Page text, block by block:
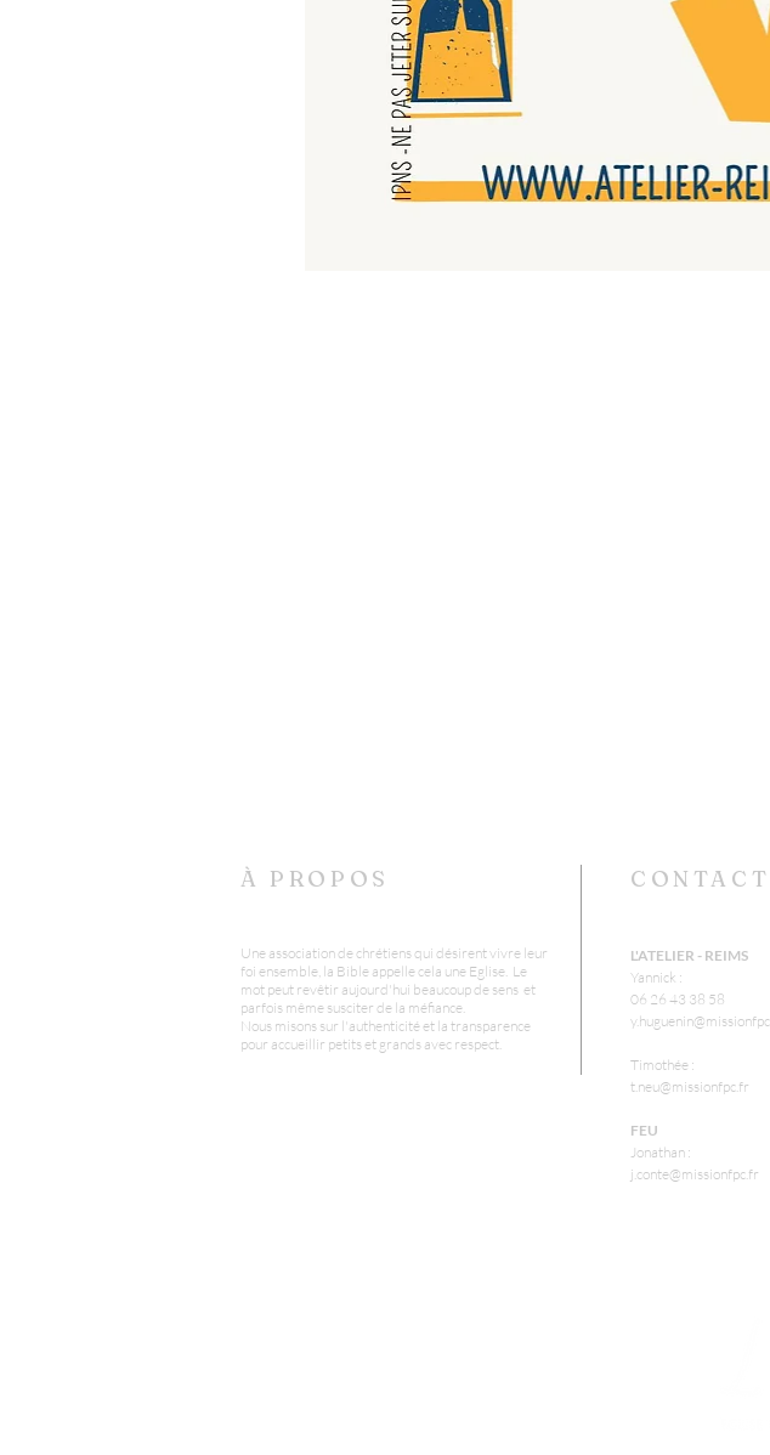
À PROPOS
Une association de chrétiens qui désirent vivre leur
foi ensemble, la Bible appelle cela une Eglise. Le
mot peut revêtir aujourd'hui beaucoup de sens et
parfois même susciter de la méfiance.
Nous misons sur l'authenticité et la transparence
pour accueillir petits et grands avec respect.
CONTACT
L'ATELIER - REIMS
Yannick :
06 26 43 38 58
Timothée :
t.neu@missionfpc.fr
FEU
Jonathan :
j.conte@missionfpc.fr